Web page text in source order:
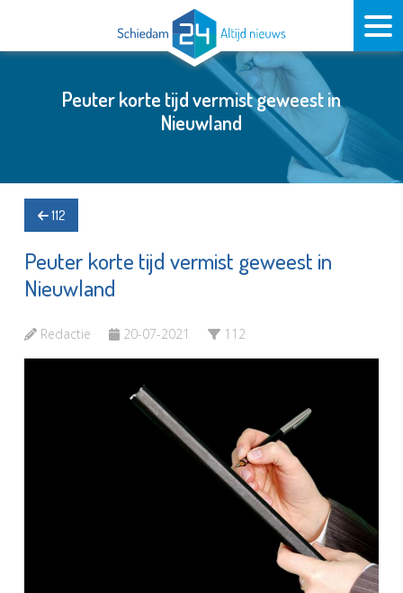
Peuter korte tijd vermist geweest in
Nieuwland
112
Peuter korte tijd vermist geweest in
Nieuwland
Redactie 20-07-2021 112